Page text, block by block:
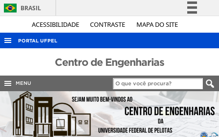
ACESSIBILIDADE CONTRASTE MAPA DO SITE
BRASIL
Simplifique!
Acesso à informação
Legislação
Canais
PORTAL UFPEL
COBALTO
CONCURSOS
EDITAIS
Centro de Engenharias
MENU